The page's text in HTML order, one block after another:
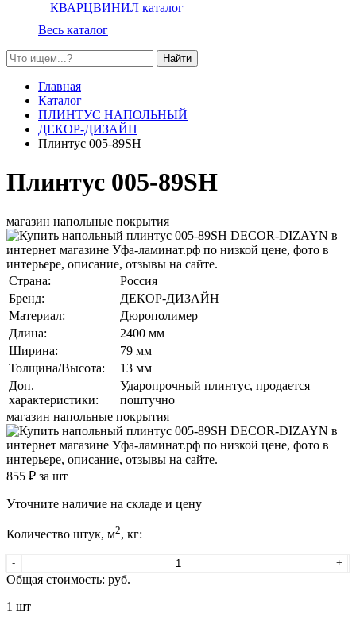
КВАРЦВИНИЛ каталог
Весь каталог
Найти
Главная
Каталог
ПЛИНТУС НАПОЛЬНЫЙ
ДЕКОР-ДИЗАЙН
Плинтус 005-89SH
Плинтус 005-89SH
магазин напольные покрытия
Страна:
Россия
Бренд:
ДЕКОР-ДИЗАЙН
Материал:
Дюрополимер
Длина:
2400 мм
Ширина:
79 мм
Толщина/Высота:
13 мм
Доп.
характеристики:
Ударопрочный плинтус, продается
поштучно
магазин напольные покрытия
855 ₽ за шт
Уточните наличие на складе и цену
Количество штук, м2, кг:
+
-
Общая стоимость: руб.
1 шт